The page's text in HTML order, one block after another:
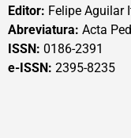
Editor: Felipe Aguilar
Abreviatura: Acta
ISSN: 0186-2391
e-ISSN: 2395-8235